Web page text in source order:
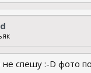
спешу :-D фото